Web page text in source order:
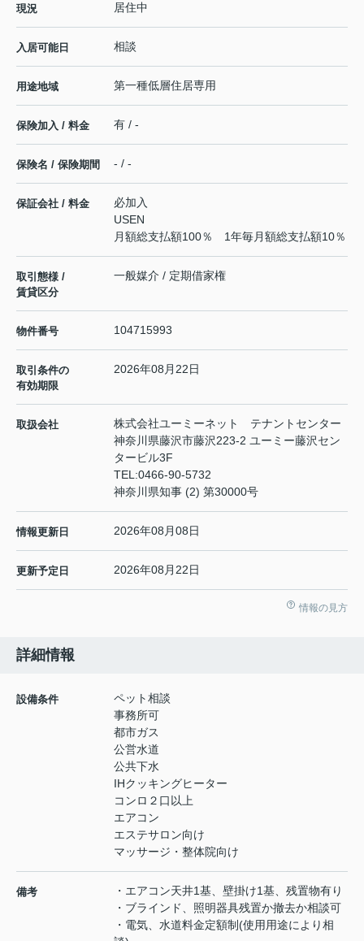
現況 居住中
入居可能日 相談
用途地域 第一種低層住居専用
保険加入 / 料金 有 / -
保険名 / 保険期間 - / -
保証会社 / 料金
必加入
USEN
月額総支払額100％ 1年毎月額総支払額10％
取引態様 /
賃貸区分
一般媒介 / 定期借家権
物件番号 104715993
取引条件の
有効期限
2026年08月22日
取扱会社
株式会社ユーミーネット テナントセンター
神奈川県藤沢市藤沢223-2 ユーミー藤沢セン
タービル3F
TEL:0466-90-5732
神奈川県知事 (2) 第30000号
情報更新日 2026年08月08日
更新予定日 2026年08月22日
情報の見方
詳細情報
設備条件
ペット相談
事務所可
都市ガス
公営水道
公共下水
IHクッキングヒーター
コンロ２口以上
エアコン
エステサロン向け
マッサージ・整体院向け
備考
・エアコン天井1基、壁掛け1基、残置物有り
・ブラインド、照明器具残置か撤去か相談可
・電気、水道料金定額制(使用用途により相